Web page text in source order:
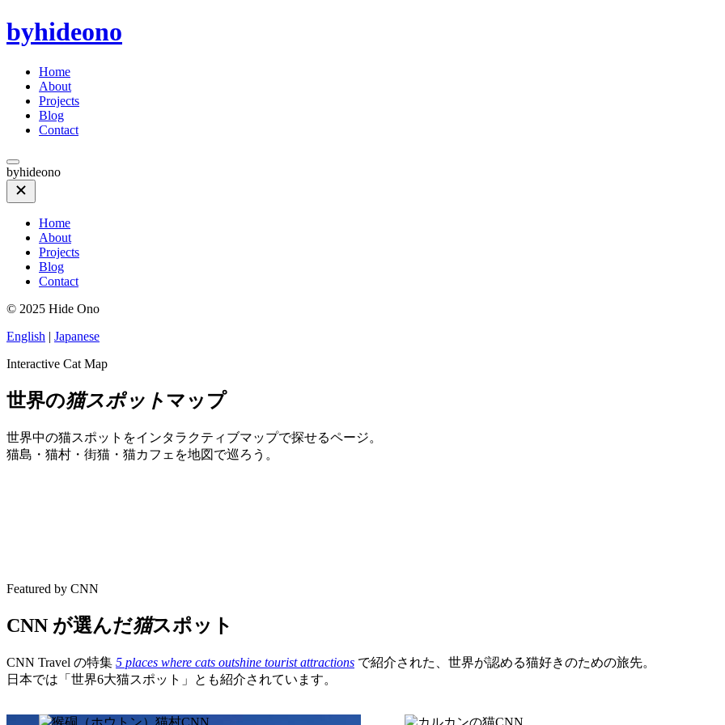
byhideono
Home
About
Projects
Blog
Contact
byhideono
Home
About
Projects
Blog
Contact
© 2025 Hide Ono
English | Japanese
Interactive Cat Map
世界の猫スポットマップ
世界中の猫スポットをインタラクティブマップで探せるページ。
猫島・猫村・街猫・猫カフェを地図で巡ろう。
Featured by CNN
CNN が選んだ猫スポット
CNN Travel の特集 5 places where cats outshine tourist attractions で紹介された、世界が認める猫好きのための旅先。
日本では「世界6大猫スポット」とも紹介されています。